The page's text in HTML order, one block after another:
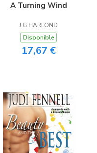
A Turning Wind
J G HARLOND
Disponible
17,67 €